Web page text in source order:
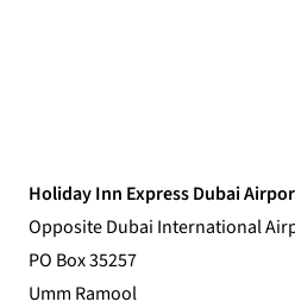
Holiday Inn Express Dubai
Opposite Dubai International
PO Box 35257
Umm Ramool